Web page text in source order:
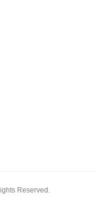
Reserved.